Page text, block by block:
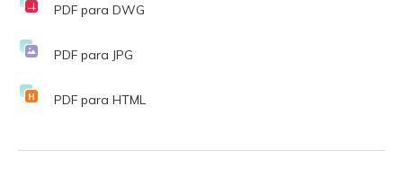
PDF para DWG
PDF para JPG
PDF para HTML